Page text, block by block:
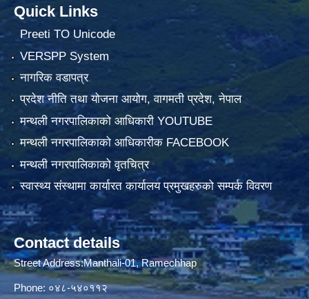
Quick Links
Preeti TO Unicode
VERSPP System
नागरिक वडापत्र
प्रदेश नीति तथा योजना आयोग, वागमती प्रदेश, नेपाल
मन्थली नगरपालिकाको आधिकारी YOUTUBE
मन्थली नगरपालिकाको आधिकारीक FACEBOOK
मन्थली नगरपालिकाको वृतचित्र
स्वास्थ्य संस्थामा कार्यारत कार्यालय प्रमुखहरुको सम्पर्क विवरण
Contact details
Street Address:Manthali-01, Ramechhap
Phone: ०४८-५४०११२